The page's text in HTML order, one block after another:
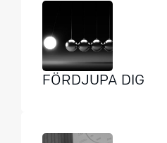
FÖRDJUPA DIG